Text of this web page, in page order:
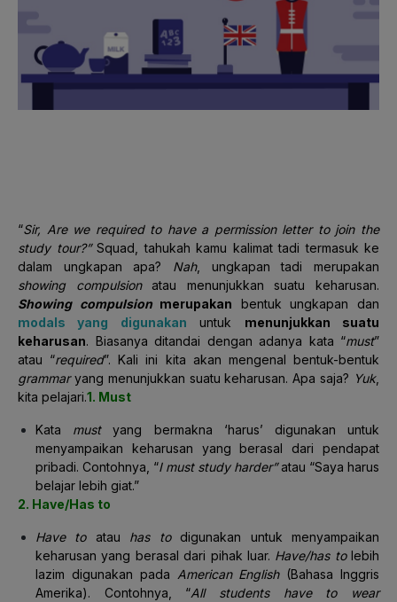
“Sir, Are we required to have a permission letter to join the
study tour?”Squad, tahukah kamu kalimat tadi termasuk ke
dalam ungkapan apa? Nah, ungkapan tadi merupakan
showing compulsionatau menunjukkan suatu keharusan.
Showing compulsionmerupakan bentuk ungkapan dan
modals yang digunakan untuk menunjukkan suatu
keharusan. Biasanya ditandai dengan adanya kata “must”
atau “required”. Kali ini kita akan mengenal bentuk-bentuk
grammaryang menunjukkan suatu keharusan. Apa saja? Yuk,
kita pelajari.1. Must
Kata mustyang bermakna ‘harus’ digunakan untuk
menyampaikan keharusan yang berasal dari pendapat
pribadi. Contohnya, “I must study harder”atau “Saya harus
belajar lebih giat.”
2. Have/Has to
Have toatau has todigunakan untuk menyampaikan
keharusan yang berasal dari pihak luar. Have/has to lebih
lazim digunakan pada American English (Bahasa Inggris
Amerika). Contohnya, “All students have to wear